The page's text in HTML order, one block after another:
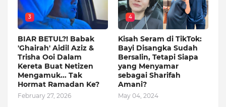
3
BIAR BETUL?! Babak
'Ghairah' Aidil Aziz &
Trisha Ooi Dalam
Kereta Buat Netizen
Mengamuk... Tak
Hormat Ramadan Ke?
February 27, 2026
4
Kisah Seram di TikTok:
Bayi Disangka Sudah
Bersalin, Tetapi Siapa
yang Menyamar
sebagai Sharifah
Amani?
May 04, 2024